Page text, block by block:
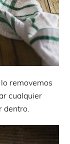
removemos
cualquier
dentro.